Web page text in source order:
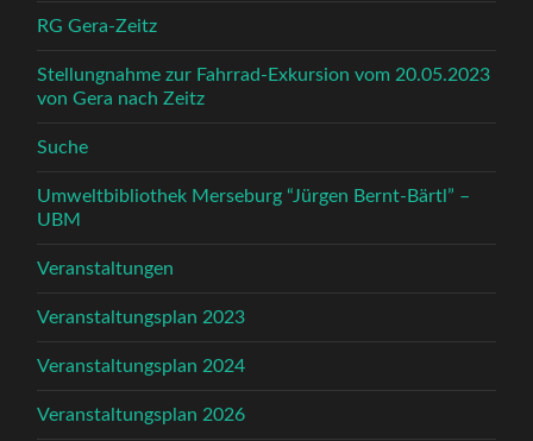
RG Gera-Zeitz
Stellungnahme zur Fahrrad-Exkursion vom 20.05.2023
von Gera nach Zeitz
Suche
Umweltbibliothek Merseburg “Jürgen Bernt-Bärtl” –
UBM
Veranstaltungen
Veranstaltungsplan 2023
Veranstaltungsplan 2024
Veranstaltungsplan 2026